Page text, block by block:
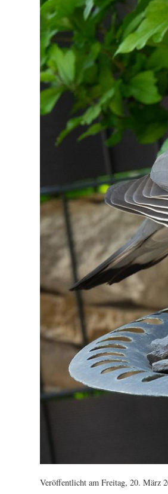
Veröffentlicht am Freitag, 20. März